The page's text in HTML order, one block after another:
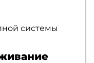
системы